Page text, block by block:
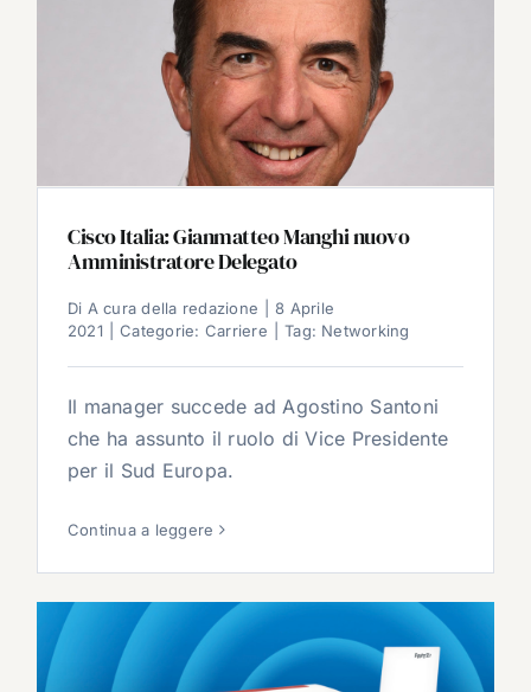
Cisco Italia: Gianmatteo Manghi nuovo
Amministratore Delegato
Di A cura della redazione
8 Aprile
2021
Categorie: Carriere Tag: Networking
Il manager succede ad Agostino Santoni
che ha assunto il ruolo di Vice Presidente
per il Sud Europa.
Continua a leggere